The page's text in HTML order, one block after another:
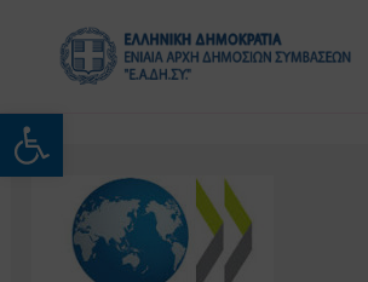
Ανοίξτε τη γραμμή
περιεχόμενο